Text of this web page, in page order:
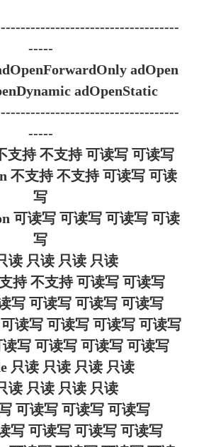
-----
adOpen
adOpenStatic
-----
支持 不支持 可读写 可读写
不支持 不支持 可读写 可读
写
可读写 可读写 可读写 可读
写
读 只读 只读 只读
持 不支持 可读写 可读写
写 可读写 可读写 可读写
读写 可读写 可读写 可读写
写 可读写 可读写 可读写
只读 只读 只读 只读
读 只读 只读 只读
可读写 可读写 可读写
写 可读写 可读写 可读写